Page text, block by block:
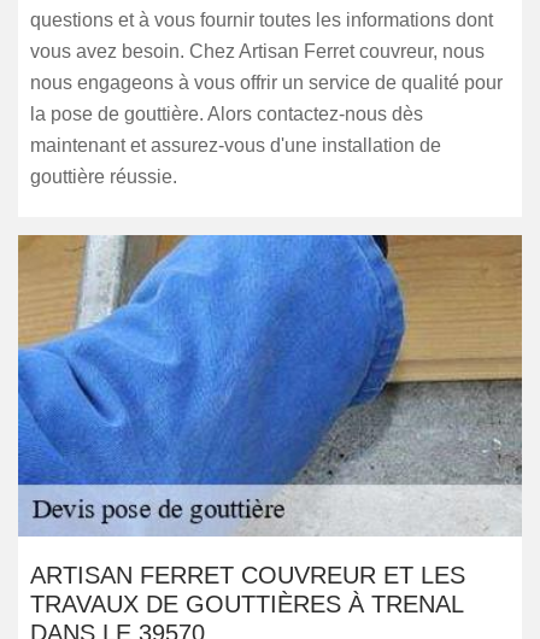
questions et à vous fournir toutes les informations dont
vous avez besoin. Chez Artisan Ferret couvreur, nous
nous engageons à vous offrir un service de qualité pour
la pose de gouttière. Alors contactez-nous dès
maintenant et assurez-vous d'une installation de
gouttière réussie.
ARTISAN FERRET COUVREUR ET LES
TRAVAUX DE GOUTTIÈRES À TRENAL
DANS LE 39570